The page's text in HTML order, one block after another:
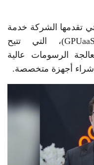
تقدمها الشركة خدمة
وحدة معالجة الرسومات (GPUaaS)، التي تتيح
الرسومات عالية
شراء أجهزة متخصصة.